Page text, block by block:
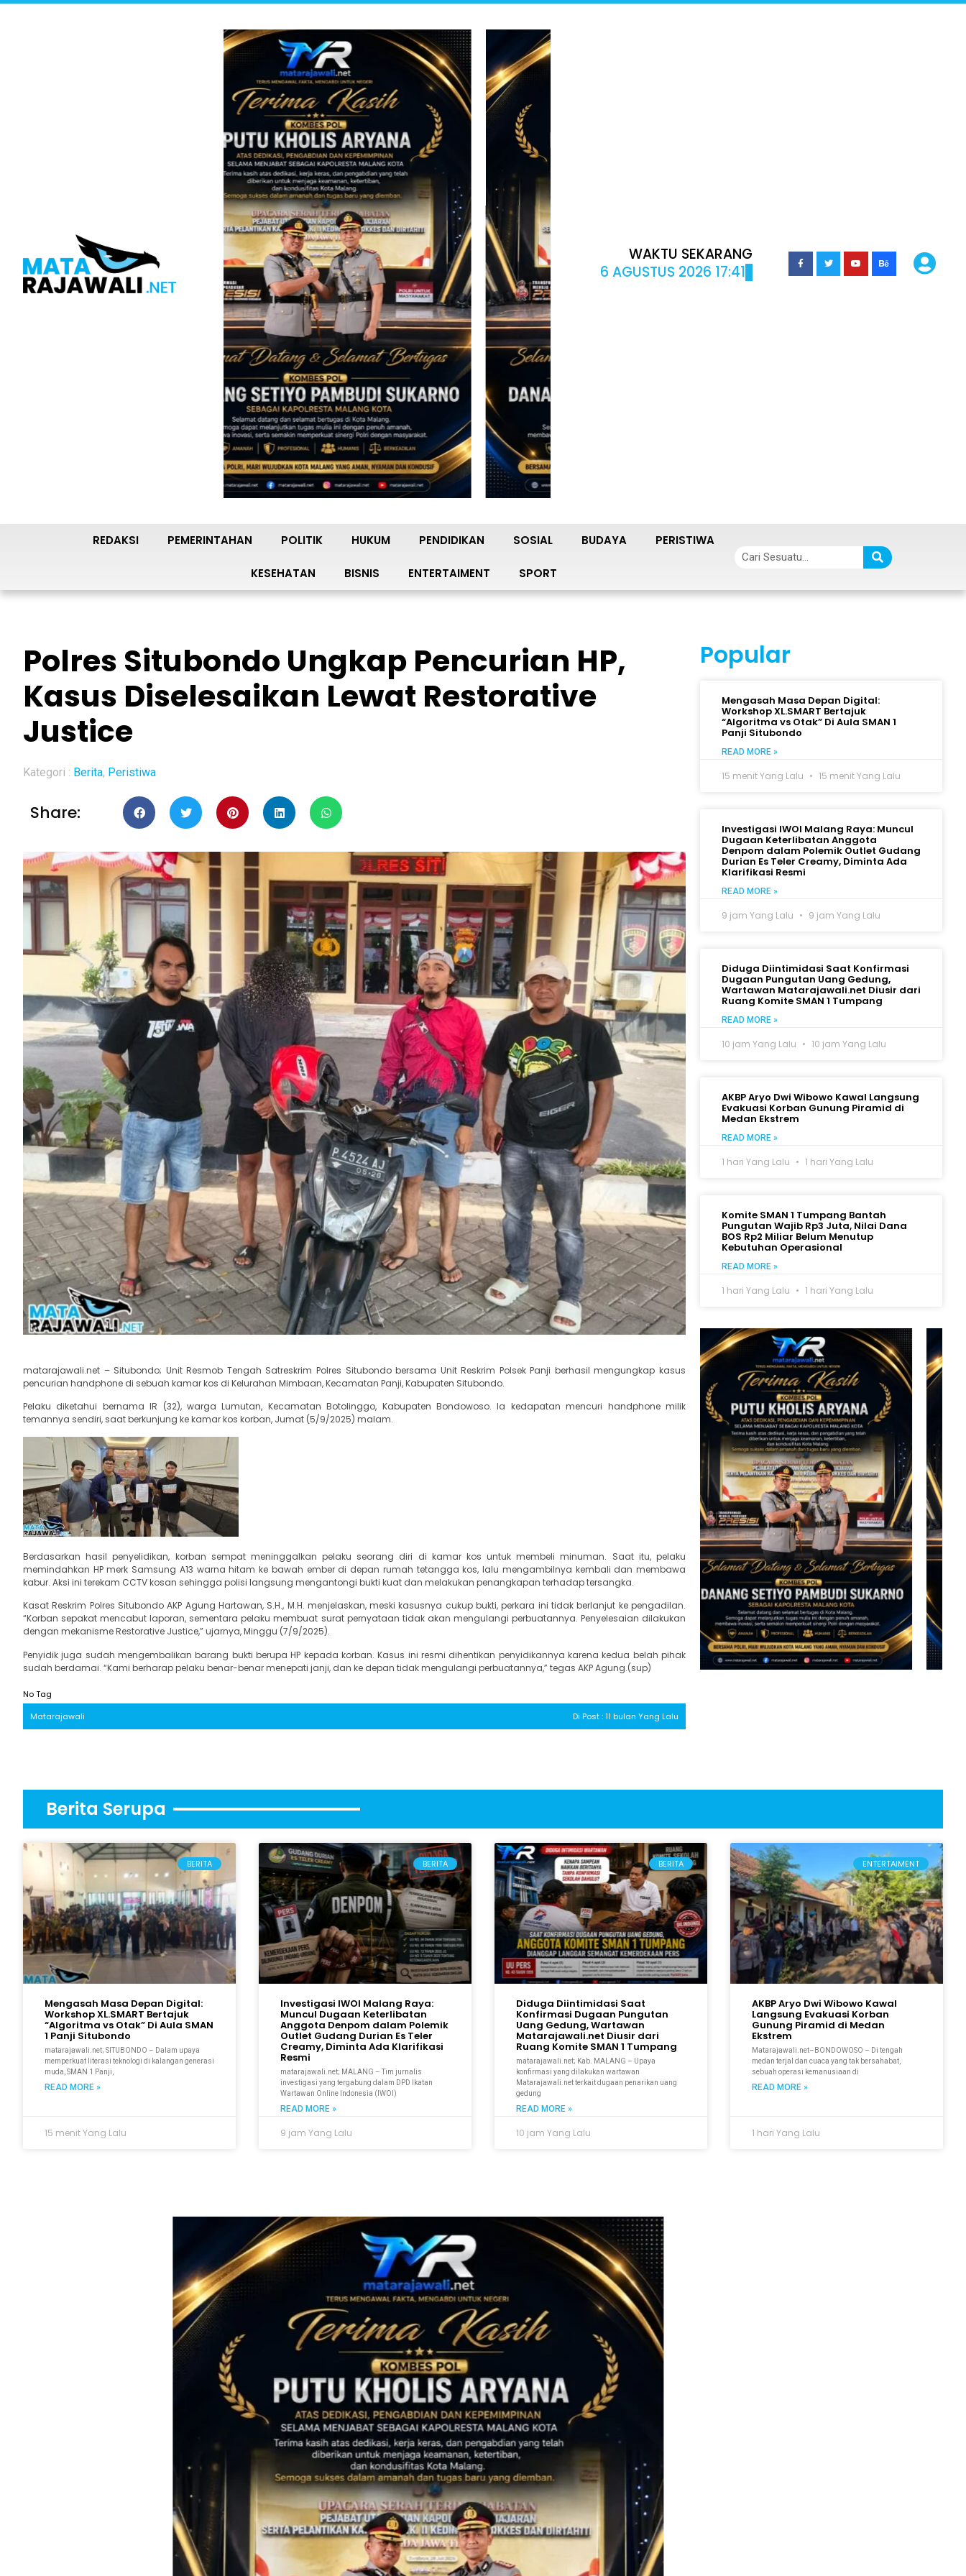
WAKTU SEKARANG
6 AGUSTUS 2026 17:41
REDAKSI PEMERINTAHAN POLITIK HUKUM PENDIDIKAN SOSIAL BUDAYA PERISTIWA
KESEHATAN BISNIS ENTERTAIMENT SPORT
Polres Situbondo Ungkap Pencurian HP,
Kasus Diselesaikan Lewat Restorative
Justice
Kategori : Berita, Peristiwa
Share:
matarajawali.net – Situbondo; Unit Resmob Tengah Satreskrim Polres Situbondo bersama Unit Reskrim Polsek Panji berhasil mengungkap kasus
pencurian handphone di sebuah kamar kos di Kelurahan Mimbaan, Kecamatan Panji, Kabupaten Situbondo.
Pelaku diketahui bernama IR (32), warga Lumutan, Kecamatan Botolinggo, Kabupaten Bondowoso. Ia kedapatan mencuri handphone milik
temannya sendiri, saat berkunjung ke kamar kos korban, Jumat (5/9/2025) malam.
Berdasarkan hasil penyelidikan, korban sempat meninggalkan pelaku seorang diri di kamar kos untuk membeli minuman. Saat itu, pelaku
memindahkan HP merk Samsung A13 warna hitam ke bawah ember di depan rumah tetangga kos, lalu mengambilnya kembali dan membawa
kabur. Aksi ini terekam CCTV kosan sehingga polisi langsung mengantongi bukti kuat dan melakukan penangkapan terhadap tersangka.
Kasat Reskrim Polres Situbondo AKP Agung Hartawan, S.H., M.H. menjelaskan, meski kasusnya cukup bukti, perkara ini tidak berlanjut ke pengadilan.
“Korban sepakat mencabut laporan, sementara pelaku membuat surat pernyataan tidak akan mengulangi perbuatannya. Penyelesaian dilakukan
dengan mekanisme Restorative Justice,” ujarnya, Minggu (7/9/2025).
Penyidik juga sudah mengembalikan barang bukti berupa HP kepada korban. Kasus ini resmi dihentikan penyidikannya karena kedua belah pihak
sudah berdamai. “Kami berharap pelaku benar-benar menepati janji, dan ke depan tidak mengulangi perbuatannya,” tegas AKP Agung.(sup)
No Tag
Matarajawali
Di Post : 11 bulan Yang Lalu
Popular
Mengasah Masa Depan Digital:
Workshop XL.SMART Bertajuk
“Algoritma vs Otak” Di Aula SMAN 1
Panji Situbondo
READ MORE »
15 menit Yang Lalu 15 menit Yang Lalu
Investigasi IWOI Malang Raya: Muncul
Dugaan Keterlibatan Anggota
Denpom dalam Polemik Outlet Gudang
Durian Es Teler Creamy, Diminta Ada
Klarifikasi Resmi
READ MORE »
9 jam Yang Lalu 9 jam Yang Lalu
Diduga Diintimidasi Saat Konfirmasi
Dugaan Pungutan Uang Gedung,
Wartawan Matarajawali.net Diusir dari
Ruang Komite SMAN 1 Tumpang
READ MORE »
10 jam Yang Lalu 10 jam Yang Lalu
AKBP Aryo Dwi Wibowo Kawal Langsung
Evakuasi Korban Gunung Piramid di
Medan Ekstrem
READ MORE »
1 hari Yang Lalu 1 hari Yang Lalu
Komite SMAN 1 Tumpang Bantah
Pungutan Wajib Rp3 Juta, Nilai Dana
BOS Rp2 Miliar Belum Menutup
Kebutuhan Operasional
READ MORE »
1 hari Yang Lalu 1 hari Yang Lalu
Berita Serupa
BERITA
Mengasah Masa Depan Digital:
Workshop XL.SMART Bertajuk
“Algoritma vs Otak” Di Aula SMAN
1 Panji Situbondo
matarajawali.net; SITUBONDO – Dalam upaya
memperkuat literasi teknologi di kalangan generasi
muda, SMAN 1 Panji,
READ MORE »
15 menit Yang Lalu
BERITA
Investigasi IWOI Malang Raya:
Muncul Dugaan Keterlibatan
Anggota Denpom dalam Polemik
Outlet Gudang Durian Es Teler
Creamy, Diminta Ada Klarifikasi
Resmi
matarajawali.net; MALANG – Tim jurnalis
investigasi yang tergabung dalam DPD Ikatan
Wartawan Online Indonesia (IWOI)
READ MORE »
9 jam Yang Lalu
BERITA
Diduga Diintimidasi Saat
Konfirmasi Dugaan Pungutan
Uang Gedung, Wartawan
Matarajawali.net Diusir dari
Ruang Komite SMAN 1 Tumpang
matarajawali.net; Kab. MALANG – Upaya
konfirmasi yang dilakukan wartawan
Matarajawali.net terkait dugaan penarikan uang
gedung
READ MORE »
10 jam Yang Lalu
ENTERTAIMENT
AKBP Aryo Dwi Wibowo Kawal
Langsung Evakuasi Korban
Gunung Piramid di Medan
Ekstrem
Matarajawali.net–BONDOWOSO – Di tengah
medan terjal dan cuaca yang tak bersahabat,
sebuah operasi kemanusiaan di
READ MORE »
1 hari Yang Lalu